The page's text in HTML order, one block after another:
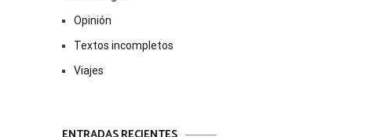
Opinión
Textos incompletos
Viajes